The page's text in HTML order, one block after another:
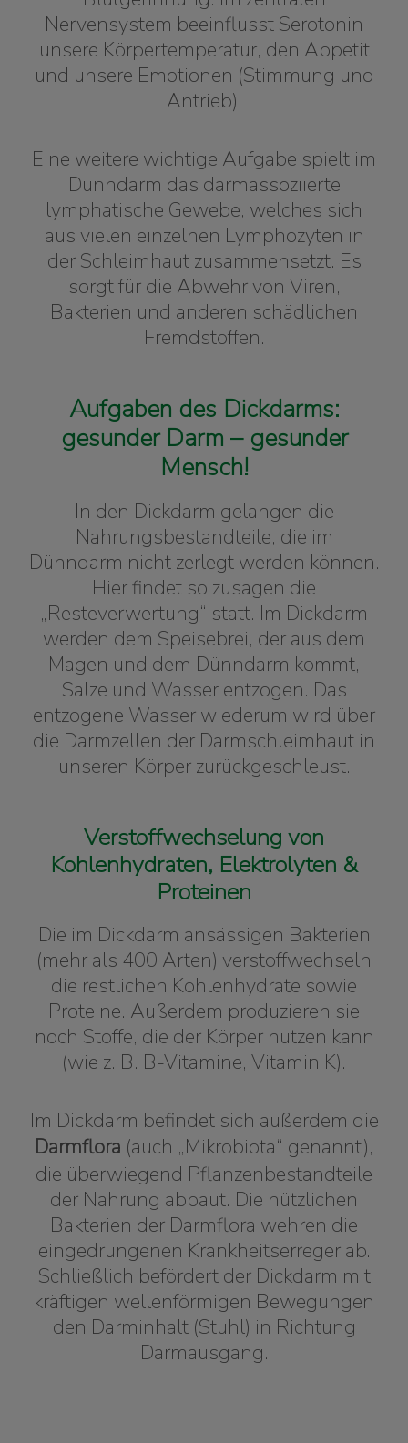
Nervensystem beeinflusst Serotonin
unsere Körpertemperatur, den Appetit
und unsere Emotionen (Stimmung und
Antrieb).
Eine weitere wichtige Aufgabe spielt im
Dünndarm das darmassoziierte
lymphatische Gewebe, welches sich
aus vielen einzelnen Lymphozyten in
der Schleimhaut zusammensetzt. Es
sorgt für die Abwehr von Viren,
Bakterien und anderen schädlichen
Fremdstoffen.
Aufgaben des Dickdarms:
gesunder Darm – gesunder
Mensch!
In den Dickdarm gelangen die
Nahrungsbestandteile, die im
Dünndarm nicht zerlegt werden können.
Hier findet so zusagen die
„Resteverwertung“ statt. Im Dickdarm
werden dem Speisebrei, der aus dem
Magen und dem Dünndarm kommt,
Salze und Wasser entzogen. Das
entzogene Wasser wiederum wird über
die Darmzellen der Darmschleimhaut in
unseren Körper zurückgeschleust.
Verstoffwechselung von
Kohlenhydraten, Elektrolyten &
Proteinen
Die im Dickdarm ansässigen Bakterien
(mehr als 400 Arten) verstoffwechseln
die restlichen Kohlenhydrate sowie
Proteine. Außerdem produzieren sie
noch Stoffe, die der Körper nutzen kann
(wie z. B. B-Vitamine, Vitamin K).
Im Dickdarm befindet sich außerdem die
Darmflora (auch „Mikrobiota“ genannt),
die überwiegend Pflanzenbestandteile
der Nahrung abbaut. Die nützlichen
Bakterien der Darmflora wehren die
eingedrungenen Krankheitserreger ab.
Schließlich befördert der Dickdarm mit
kräftigen wellenförmigen Bewegungen
den Darminhalt (Stuhl) in Richtung
Darmausgang.